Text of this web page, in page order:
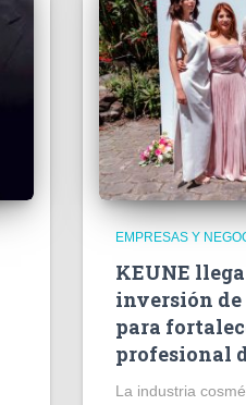
EMPRESAS Y
KEUNE
inversión de
para
profesional
La industria